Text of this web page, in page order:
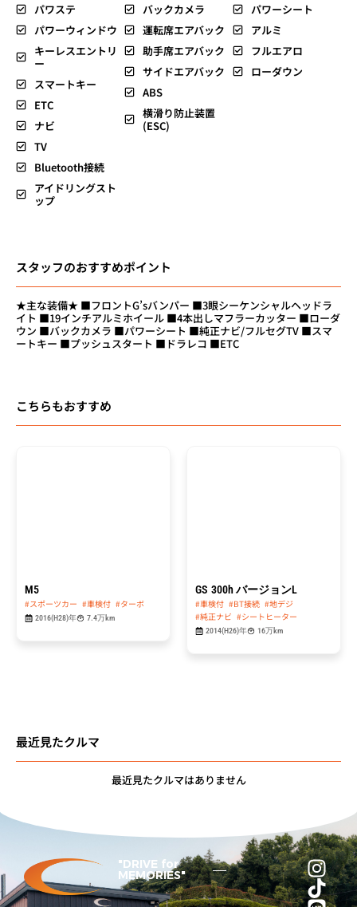
パワステ
パワーウィンドウ
キーレスエントリ
ー
スマートキー
ETC
ナビ
TV
Bluetooth接続
アイドリングスト
ップ
バックカメラ
運転席エアバック
助手席エアバック
サイドエアバック
ABS
横滑り防止装置
(ESC)
パワーシート
アルミ
フルエアロ
ローダウン
スタッフのおすすめポイント
★主な装備★ ■フロントG’sバンパー ■3眼シーケンシャルヘッドラ
イト ■19インチアルミホイール ■4本出しマフラーカッター ■ローダ
ウン ■バックカメラ ■パワーシート ■純正ナビ/フルセグTV ■スマ
ートキー ■プッシュスタート ■ドラレコ ■ETC
こちらもおすすめ
M5
#スポーツカー #車検付 #ターボ
2016(H28)年 7.4万km
GS 300h バージョンL
#車検付 #BT接続 #地デジ
#純正ナビ #シートヒーター
2014(H26)年 16万km
最近見たクルマ
最近見たクルマはありません
"DRIVE for
MEMORIES"